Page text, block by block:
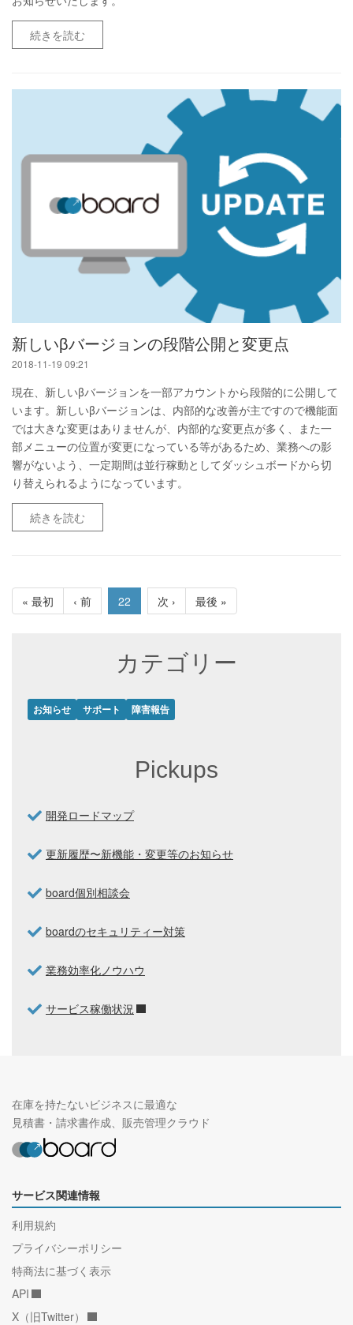
続きを読む
新しいβバージョンの段階公開と変更点
2018-11-19 09:21
現在、新しいβバージョンを一部アカウントから段階的に公開して
います。新しいβバージョンは、内部的な改善が主ですので機能面
では大きな変更はありませんが、内部的な変更点が多く、また一
部メニューの位置が変更になっている等があるため、業務への影
響がないよう、一定期間は並行稼動としてダッシュボードから切
り替えられるようになっています。
続きを読む
« 最初 ‹ 前 22 次 › 最後 »
カテゴリー
お知らせ サポート 障害報告
Pickups
開発ロードマップ
更新履歴〜新機能・変更等のお知らせ
board個別相談会
boardのセキュリティー対策
業務効率化ノウハウ
サービス稼働状況
在庫を持たないビジネスに最適な
見積書・請求書作成、販売管理クラウド
サービス関連情報
利用規約
プライバシーポリシー
特商法に基づく表示
API
X（旧Twitter）